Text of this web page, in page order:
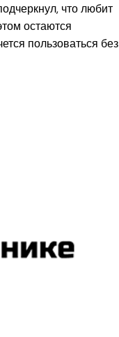
что любит
остаются
пользоваться без